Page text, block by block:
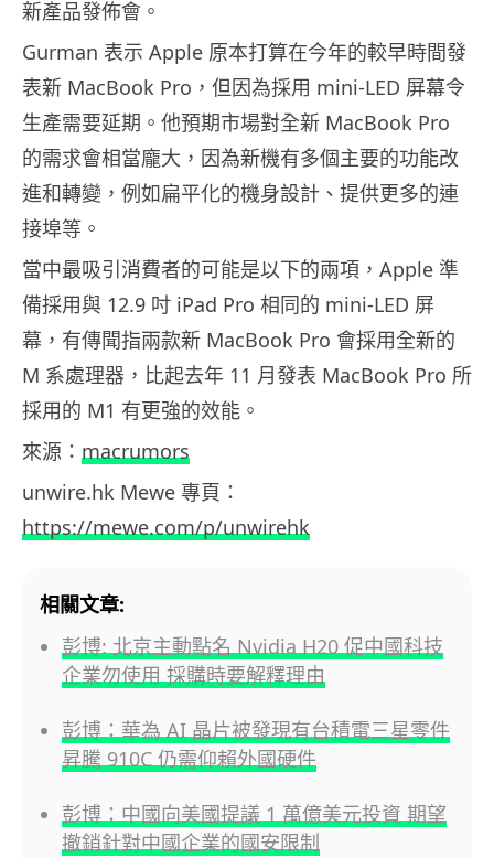
新產品發佈會。
Gurman 表示 Apple 原本打算在今年的較早時間發
表新 MacBook Pro，但因為採用 mini-LED 屏幕令
生產需要延期。他預期市場對全新 MacBook Pro
的需求會相當龐大，因為新機有多個主要的功能改
進和轉變，例如扁平化的機身設計、提供更多的連
接埠等。
當中最吸引消費者的可能是以下的兩項，Apple 準
備採用與 12.9 吋 iPad Pro 相同的 mini-LED 屏
幕，有傳聞指兩款新 MacBook Pro 會採用全新的
M 系處理器，比起去年 11 月發表 MacBook Pro 所
採用的 M1 有更強的效能。
來源： macrumors
unwire.hk Mewe 專頁：
https://mewe.com/p/unwirehk
相關文章:
彭博: 北京主動點名 Nvidia H20 促中國科技
企業勿使用 採購時要解釋理由
彭博：華為 AI 晶片被發現有台積電三星零件
昇騰 910C 仍需仰賴外國硬件
彭博：中國向美國提議 1 萬億美元投資 期望
撤銷針對中國企業的國安限制